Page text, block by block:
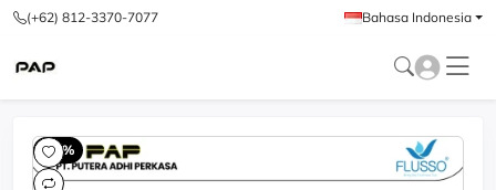
(+62) 812-3370-7077 Bahasa Indonesia
-60%